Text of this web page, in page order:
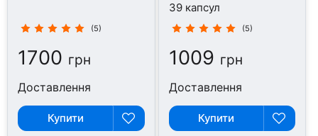
(5)
1700 грн
Доставлення
Купити
39 капсул
(5)
1009 грн
Доставлення
Купити